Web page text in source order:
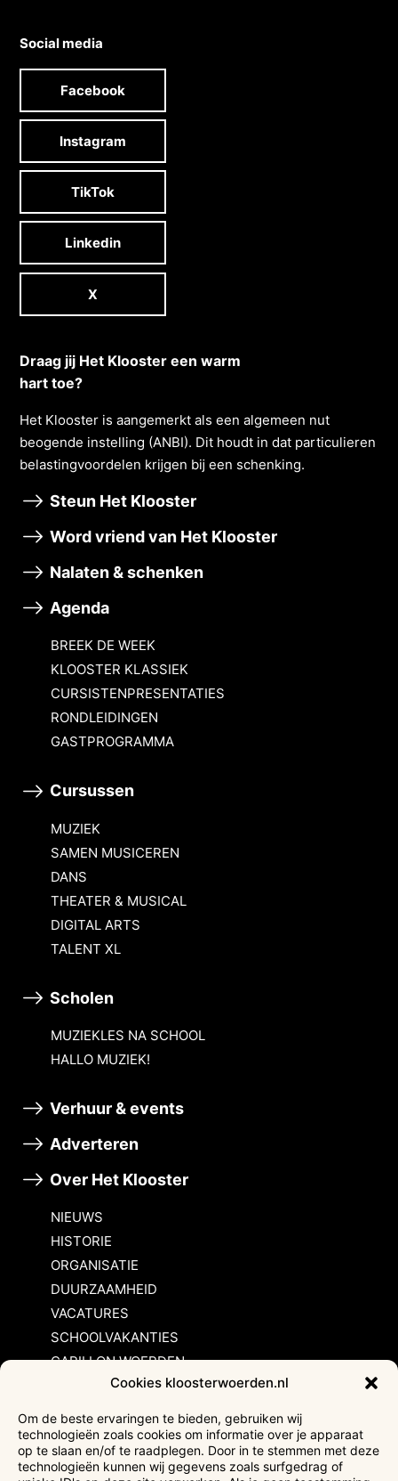
Cookies kloosterwoerden.nl
Om de beste ervaringen te bieden, gebruiken wij
technologieën zoals cookies om informatie over je apparaat
op te slaan en/of te raadplegen. Door in te stemmen met deze
technologieën kunnen wij gegevens zoals surfgedrag of
Social media
Facebook
Instagram
TikTok
Linkedin
X
Draag jij Het Klooster een warm
hart toe?
Het Klooster is aangemerkt als een algemeen nut
beogende instelling (ANBI). Dit houdt in dat particulieren
belastingvoordelen krĳgen bĳ een schenking.
Steun Het Klooster
Word vriend van Het Klooster
Nalaten & schenken
Agenda
BREEK DE WEEK
KLOOSTER KLASSIEK
CURSISTENPRESENTATIES
RONDLEIDINGEN
GASTPROGRAMMA
Cursussen
MUZIEK
SAMEN MUSICEREN
DANS
THEATER & MUSICAL
DIGITAL ARTS
TALENT XL
Scholen
MUZIEKLES NA SCHOOL
HALLO MUZIEK!
Verhuur & events
Adverteren
Over Het Klooster
NIEUWS
HISTORIE
ORGANISATIE
DUURZAAMHEID
VACATURES
SCHOOLVAKANTIES
CARILLON WOERDEN
Inschrijvingsvoorwaarden
Bezoekersvoorwaarden
Huurvoorwaarden